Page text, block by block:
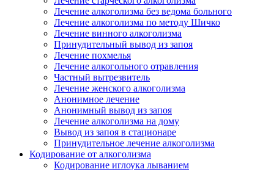
Лечение алкоголизма без ведома больного
Лечение алкоголизма по методу Шичко
Лечение винного алкоголизма
Принудительный вывод из запоя
Лечение похмелья
Лечение алкогольного отравления
Частный вытрезвитель
Лечение женского алкоголизма
Анонимное лечение
Анонимный вывод из запоя
Лечение алкоголизма на дому
Вывод из запоя в стационаре
Принудительное лечение алкоголизма
Кодирование от алкоголизма
Кодирование иглоука лыванием